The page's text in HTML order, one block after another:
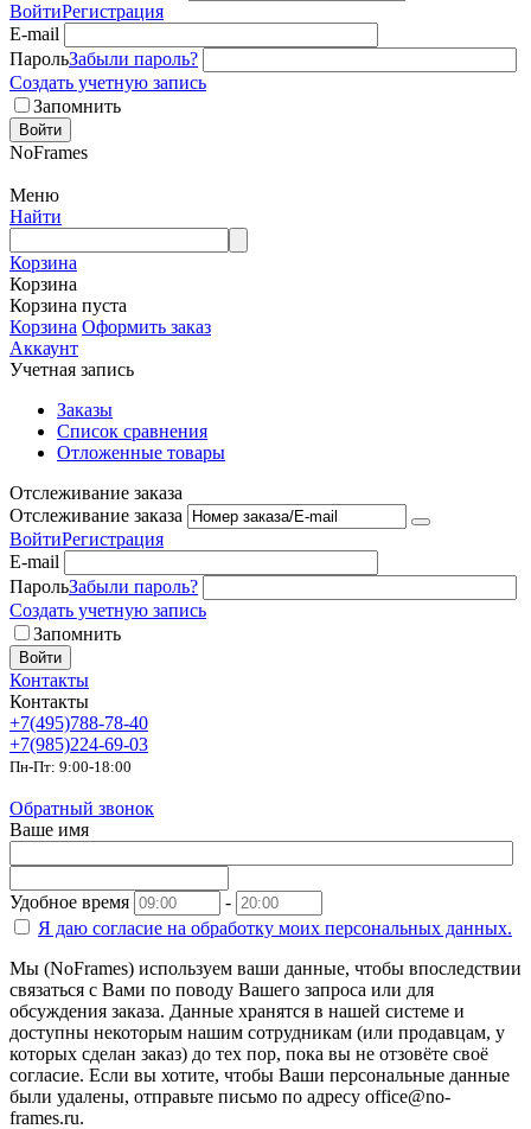
ВойтиРегистрация
E-mail
ПарольЗабыли пароль?
Создать учетную запись
Запомнить
Войти
NoFrames
Меню
Найти
Корзина
Корзина
Корзина пуста
Корзина Оформить заказ
Аккаунт
Учетная запись
Заказы
Список сравнения
Отложенные товары
Отслеживание заказа
Отслеживание заказа
ВойтиРегистрация
E-mail
ПарольЗабыли пароль?
Создать учетную запись
Запомнить
Войти
Контакты
Контакты
+7(495)788-78-40
+7(985)224-69-03
Пн-Пт: 9:00-18:00
Обратный звонок
Ваше имя
Удобное время
-
Я даю согласие на обработку моих персональных данных.
Мы (NoFrames) используем ваши данные, чтобы впоследствии
связаться с Вами по поводу Вашего запроса или для
обсуждения заказа. Данные хранятся в нашей системе и
доступны некоторым нашим сотрудникам (или продавцам, у
которых сделан заказ) до тех пор, пока вы не отзовёте своё
согласие. Если вы хотите, чтобы Ваши персональные данные
были удалены, отправьте письмо по адресу office@no-
frames.ru.